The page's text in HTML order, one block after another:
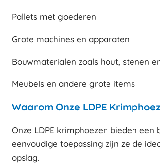
Pallets met goederen
Grote machines en apparaten
Bouwmaterialen zoals hout, stenen
Meubels en andere grote items
Waarom Onze LDPE
Onze LDPE krimphoezen bieden
eenvoudige toepassing zijn ze de
opslag.